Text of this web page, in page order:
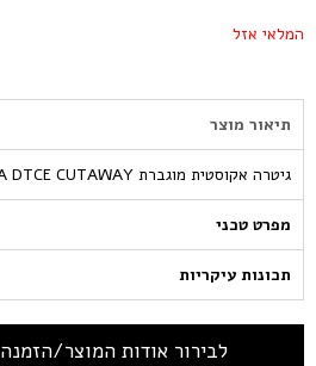
המלאי אזל
תיאור מוצר
גיטרה אקוסטית מוגברת SIGMA DTCE CUTAWAY
מפרט טכני
תכונות עיקריות
לבירור אודות המוצר/